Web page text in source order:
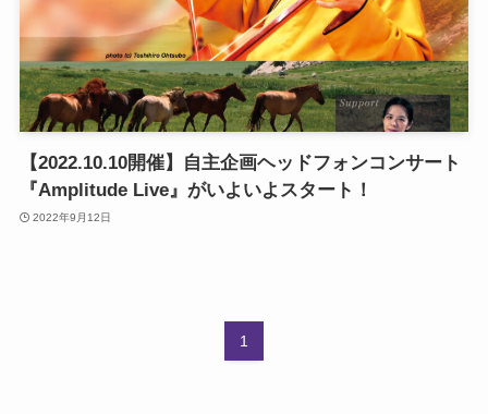
【2022.10.10開催】自主企画ヘッドフォンコンサート
『Amplitude Live』がいよいよスタート！
2022年9月12日
1